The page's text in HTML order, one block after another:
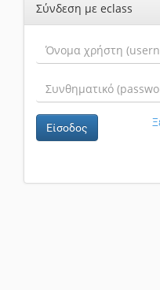
Σύνδεση με eclass
Είσοδος